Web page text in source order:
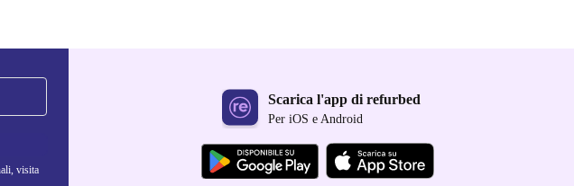
visita
Scarica l'app di refurbed
Per iOS e Android